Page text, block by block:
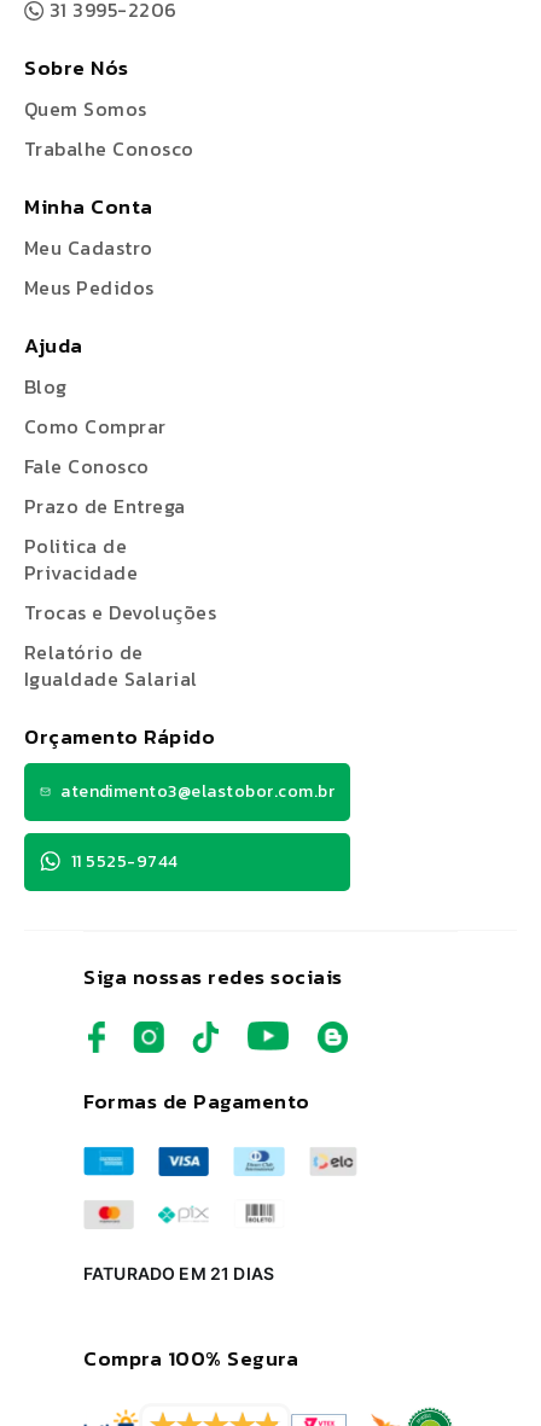
Siga nossas redes sociais
Formas de Pagamento
FATURADO EM 21 DIAS
Compra 100% Segura
31 3995-2206
Sobre Nós
Quem Somos
Trabalhe Conosco
Minha Conta
Meu Cadastro
Meus Pedidos
Ajuda
Blog
Como Comprar
Fale Conosco
Prazo de Entrega
Politica de
Privacidade
Trocas e Devoluções
Relatório de
Igualdade Salarial
Orçamento Rápido
atendimento3@elastobor.com.br
11 5525-9744